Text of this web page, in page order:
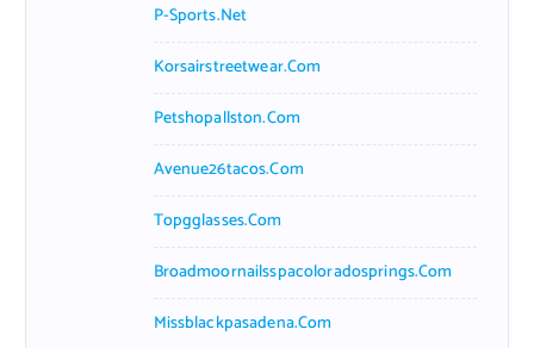
P-Sports.net
Korsairstreetwear.com
Petshopallston.com
Avenue26tacos.com
Topgglasses.com
Broadmoornailsspacoloradosprings.com
Missblackpasadena.com